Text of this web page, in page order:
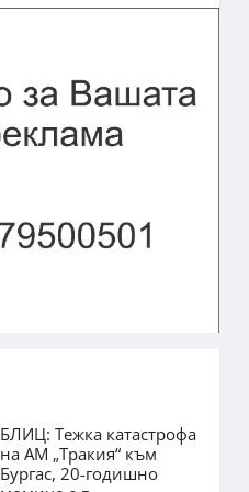
БЛИЦ: Тежка катастрофа
на АМ „Тракия“ към
Бургас, 20-годишно